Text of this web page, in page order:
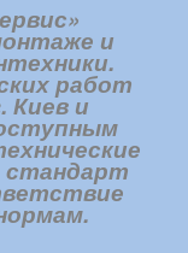
и
работ
Киев и